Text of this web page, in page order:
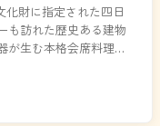
化財に指定された四日
も訪れた歴史ある建物
が生む本格会席料理を